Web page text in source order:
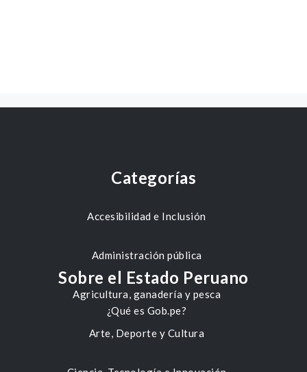
Categorías
Accesibilidad e Inclusión
Administración pública
Agricultura, ganadería y pesca
Arte, Deporte y Cultura
Sobre el Estado Peruano
¿Qué es Gob.pe?